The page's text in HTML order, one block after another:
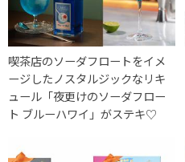
喫茶店のソーダフロートをイメ
ージしたノスタルジックなリキ
ュール「夜更けのソーダフロー
ト ブルーハワイ」がステキ♡